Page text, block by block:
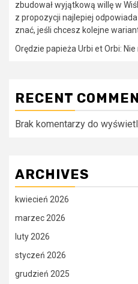
zbudował wyjątkową willę w
z propozycji najlepiej
znać, jeśli chcesz kolejne
Orędzie papieża Urbi et Orbi:
RECENT
Brak komentarzy do
ARCHIVES
kwiecień 2026
marzec 2026
luty 2026
styczeń 2026
grudzień 2025